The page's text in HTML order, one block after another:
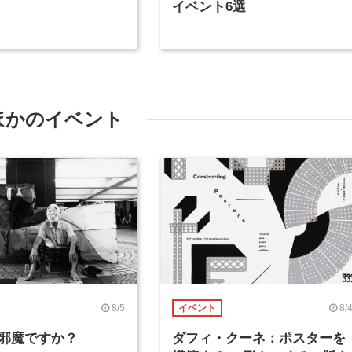
イベント6選
のイベント
8/5
魔ですか？
イベント 8/4
ダフィ・クーネ：ポスターを